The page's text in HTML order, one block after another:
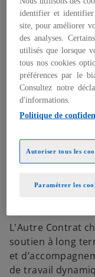
transformation
Faites le
Chez KPMG,
des emplois :
concept va au-
mutuel entre
Nous croyons
apprendre et
L'Autre Contrat
soutien à long
et
de travail
identifier et
site, pour améliorer
des analyses.
utilisés que lorsque
tous nos cookies
préférences par le
Consultez notre
d'informations.
Politique de
Paramétrer les
Autoriser tous les